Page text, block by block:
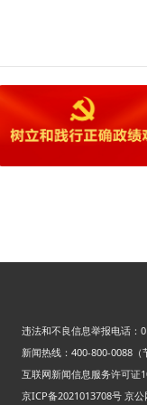
违法和不良信息举报电话：
新闻热线：400-800-0088（
互联网新闻信息服务许可证
京ICP备2021013708号 京公